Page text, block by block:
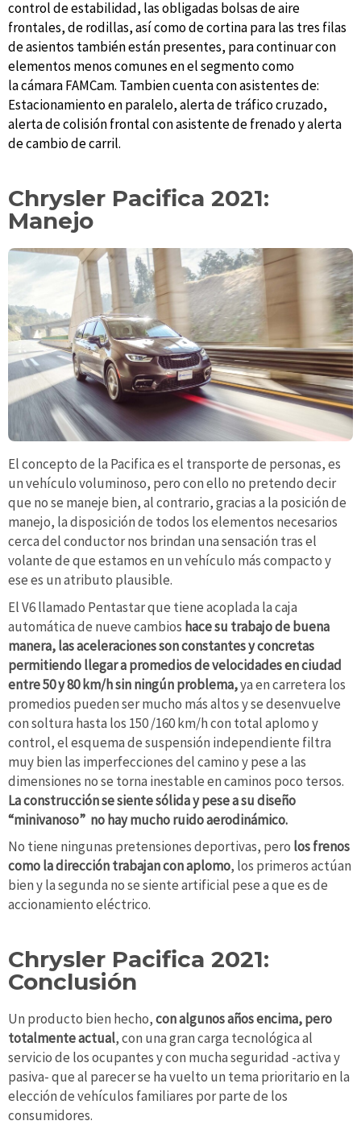
control de estabilidad, las obligadas bolsas de aire
frontales, de rodillas, así como de cortina para las tres filas
de asientos también están presentes, para continuar con
elementos menos comunes en el segmento como
la cámara FAMCam. Tambien cuenta con asistentes de:
Estacionamiento en paralelo, alerta de tráfico cruzado,
alerta de colisión frontal con asistente de frenado y alerta
de cambio de carril.
Chrysler Pacifica 2021:
Manejo
El concepto de la Pacifica es el transporte de personas, es
un vehículo voluminoso, pero con ello no pretendo decir
que no se maneje bien, al contrario, gracias a la posición de
manejo, la disposición de todos los elementos necesarios
cerca del conductor nos brindan una sensación tras el
volante de que estamos en un vehículo más compacto y
ese es un atributo plausible.
El V6 llamado Pentastar que tiene acoplada la caja
automática de nueve cambios hace su trabajo de buena
manera, las aceleraciones son constantes y concretas
permitiendo llegar a promedios de velocidades en ciudad
entre 50 y 80 km/h sin ningún problema,ya en carretera los
promedios pueden ser mucho más altos y se desenvuelve
con soltura hasta los 150 /160 km/h con total aplomo y
control, el esquema de suspensión independiente filtra
muy bien las imperfecciones del camino y pese a las
dimensiones no se torna inestable en caminos poco tersos.
La construcción se siente sólida y pese a su diseño
“minivanoso” no hay mucho ruido aerodinámico.
No tiene ningunas pretensiones deportivas, pero los frenos
como la dirección trabajan con aplomo, los primeros actúan
bien y la segunda no se siente artificial pese a que es de
accionamiento eléctrico.
Chrysler Pacifica 2021:
Conclusión
Un producto bien hecho,con algunos años encima, pero
totalmente actual, con una gran carga tecnológica al
servicio de los ocupantes y con mucha seguridad -activa y
pasiva- que al parecer se ha vuelto un tema prioritario en la
elección de vehículos familiares por parte de los
consumidores.